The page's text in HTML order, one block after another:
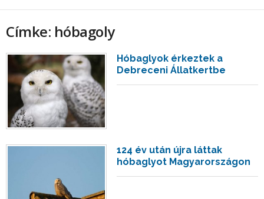
Címke: hóbagoly
Hóbaglyok érkeztek a
Debreceni Állatkertbe
124 év után újra láttak
hóbaglyot Magyarországon